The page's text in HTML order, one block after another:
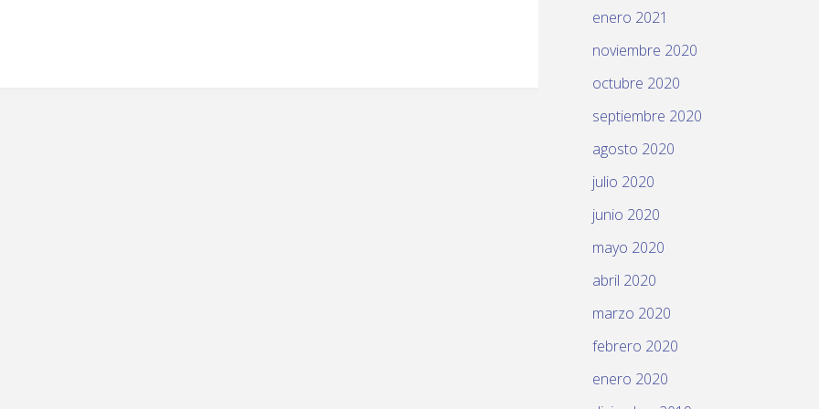
enero 2021
noviembre 2020
octubre 2020
septiembre 2020
agosto 2020
julio 2020
junio 2020
mayo 2020
abril 2020
marzo 2020
febrero 2020
enero 2020